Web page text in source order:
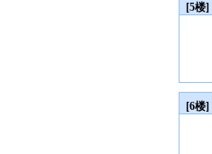
[5楼]
[6楼]